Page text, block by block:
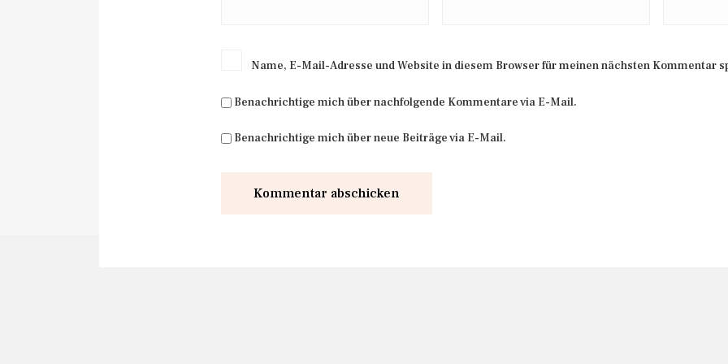
Name, E-Mail-Adresse und Website in diesem Browser für meinen nächsten Kommentar
Benachrichtige mich über nachfolgende Kommentare via E-Mail.
Benachrichtige mich über neue Beiträge via E-Mail.